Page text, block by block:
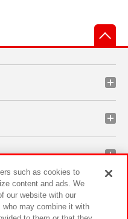
such as cookies to
content and ads. We
our website with our
may combine it with